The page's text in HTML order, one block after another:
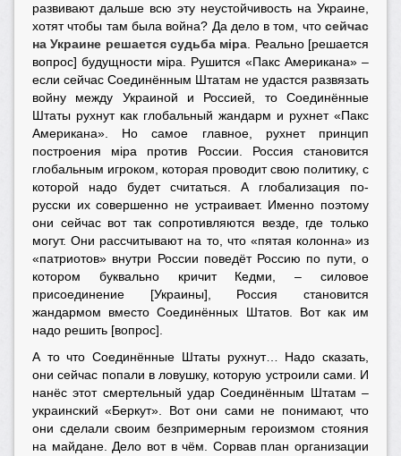
развивают дальше всю эту неустойчивость на Украине,
хотят чтобы там была война? Да дело в том, что сейчас
на Украине решается судьба мiра
Реально [решается
вопрос] будущности мiра. Рушится «Пакс Американа» –
если сейчас Соединённым Штатам не удастся развязать
войну между Украиной и Россией, то Соединённые
Штаты рухнут как глобальный жандарм и рухнет «Пакс
Американа». Но самое главное, рухнет принцип
построения мiра против России. Россия становится
глобальным игроком, которая проводит свою политику, с
которой надо будет считаться. А глобализация по-
русски их совершенно не устраивает. Именно поэтому
они сейчас вот так сопротивляются везде, где только
могут. Они рассчитывают на то, что «пятая колонна» из
«патриотов» внутри России поведёт Россию по пути, о
котором буквально кричит Кедми, – силовое
присоединение [Украины], Россия становится
жандармом вместо Соединённых Штатов. Вот как им
надо решить [вопрос].
А то что Соединённые Штаты рухнут… Надо сказать,
они сейчас попали в ловушку, которую устроили сами. И
нанёс этот смертельный удар Соединённым Штатам –
украинский «Беркут». Вот они сами не понимают, что
они сделали своим безпримерным героизмом стояния
на майдане. Дело вот в чём. Сорвав план организации